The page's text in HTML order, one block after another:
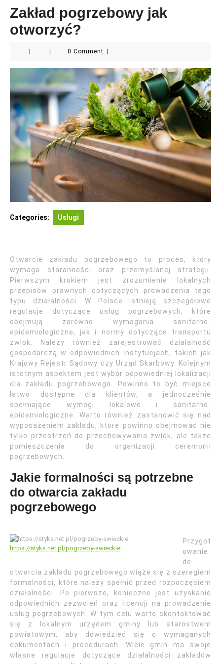
Zakład pogrzebowy jak
otworzyć?
0 Comment
Categories: Usługi
Otwarcie zakładu pogrzebowego to proces, który
wymaga staranności oraz przemyślanej strategii.
Pierwszym krokiem jest zrozumienie lokalnych
przepisów prawnych dotyczących prowadzenia tego
typu działalności. W Polsce istnieją szczegółowe
regulacje dotyczące usług pogrzebowych, które
obejmują zarówno wymagania sanitarno-
epidemiologiczne, jak i normy dotyczące transportu
zwłok. Należy również zarejestrować działalność
gospodarczą w odpowiednich instytucjach, takich jak
Krajowy Rejestr Sądowy czy Urząd Skarbowy. Kolejnym
istotnym aspektem jest wybór odpowiedniej lokalizacji
dla zakładu pogrzebowego. Powinno to być miejsce
łatwo dostępne dla klientów, a jednocześnie
spełniające wymogi lokalowe i sanitarno-
epidemiologiczne. Warto również zastanowić się nad
wyposażeniem zakładu, które powinno obejmować nie
tylko przestrzeń do przechowywania zwłok, ale także
pomieszczenia do organizacji ceremonii
pogrzebowych.
Jakie formalności są potrzebne
do otwarcia zakładu
pogrzebowego
https://styks.net.pl/pogrzeby-swieckie
Przygot
owanie
do
otwarcia zakładu pogrzebowego wiąże się z szeregiem
formalności, które należy spełnić przed rozpoczęciem
działalności. Po pierwsze, konieczne jest uzyskanie
odpowiednich zezwoleń oraz licencji na prowadzenie
usług pogrzebowych. W tym celu warto skontaktować
się z lokalnym urzędem gminy lub starostwem
powiatowym, aby dowiedzieć się o wymaganych
dokumentach i procedurach. Wiele gmin ma swoje
własne regulacje dotyczące działalności zakładów